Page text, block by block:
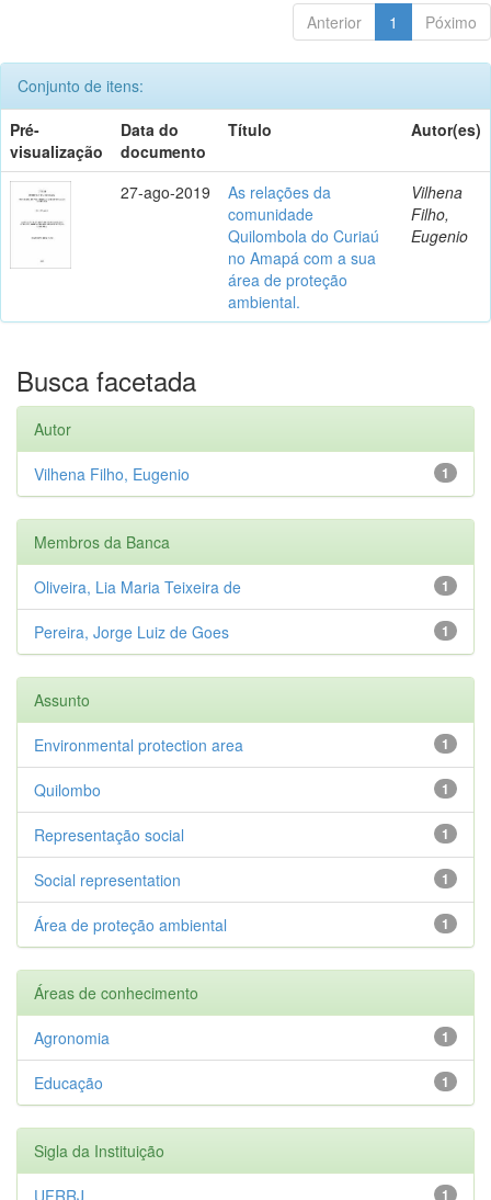
Anterior 1 Póximo
Conjunto de itens:
Pré-
visualização
Data do
documento
Título Autor(es)
27-ago-2019
As relações da
comunidade
Quilombola do Curiaú
no Amapá com a sua
área de proteção
ambiental.
Vilhena
Filho,
Eugenio
Busca facetada
Autor
1
Vilhena Filho, Eugenio
Membros da Banca
1
Oliveira, Lia Maria Teixeira de
1
Pereira, Jorge Luiz de Goes
Assunto
1
Environmental protection area
1
Quilombo
1
Representação social
1
Social representation
1
Área de proteção ambiental
Áreas de conhecimento
1
Agronomia
1
Educação
Sigla da Instituição
1
UFRRJ